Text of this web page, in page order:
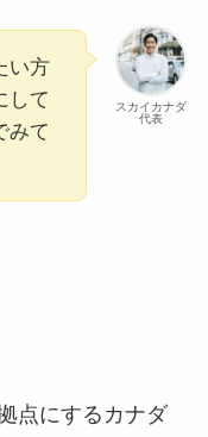
スカイカナダ
代表
い方
して
みて
点にするカナダ